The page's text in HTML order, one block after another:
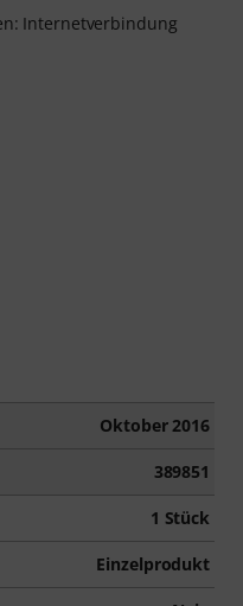
Internetverbindung
Oktober 2016
389851
1 Stück
Einzelprodukt